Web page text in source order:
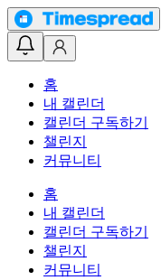
홈
내 캘린더
캘린더 구독하기
챌린지
커뮤니티
홈
내 캘린더
캘린더 구독하기
챌린지
커뮤니티